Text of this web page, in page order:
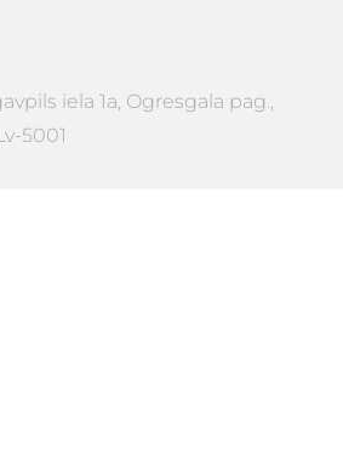
iela 1a, Ogresgala pag.,
5001